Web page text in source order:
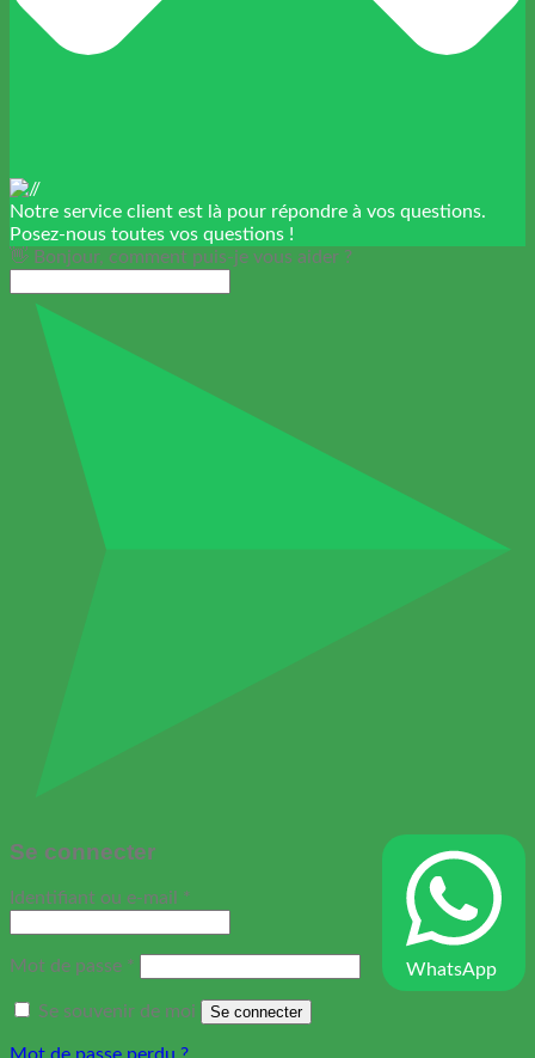
Notre service client est là pour répondre à vos questions.
Posez-nous toutes vos questions !
👋 Bonjour, comment puis-je vous aider ?
WhatsApp
Se connecter
Identifiant ou e-mail *
Mot de passe *
Se souvenir de moi Se connecter